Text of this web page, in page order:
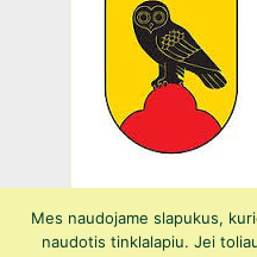
Copyright © 2026 Prienų r.
Mes naudojame slapukus,
naudotis tinklalapiu. Jei